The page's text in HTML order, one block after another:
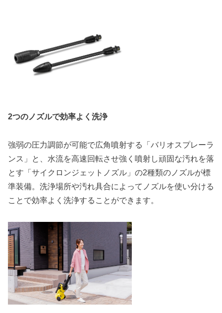
2つのノズルで効率よく洗浄
強弱の圧力調節が可能で広角噴射する「バリオスプレーラ
ンス」と、水流を高速回転させ強く噴射し頑固な汚れを落
とす「サイクロンジェットノズル」の2種類のノズルが標
準装備。洗浄場所や汚れ具合によってノズルを使い分ける
ことで効率よく洗浄することができます。